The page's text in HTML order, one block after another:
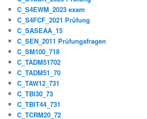
C_S4EWM_2023 exam
C_S4FCF_2021 Prüfung
C_SASEAA_15
C_SEN_2011 Prüfungsfragen
C_SM100_718
C_TADM51702
C_TADM51_70
C_TAW12_731
C_TBI30_73
C_TBIT44_731
C_TCRM20_72